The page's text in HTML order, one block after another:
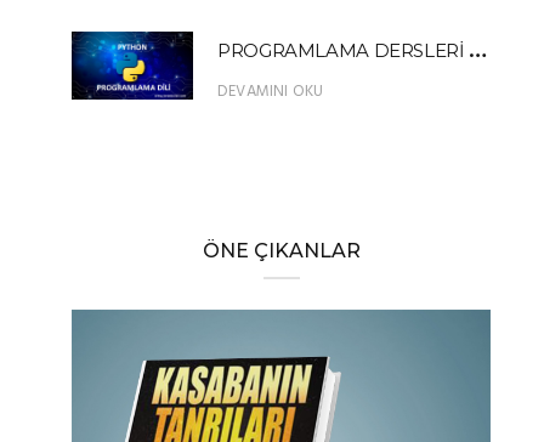
P
ROGRAMLAMA DERSLERİ PYTHON FIBONACCI SERİSİ ÖRNEK UYGULAMA
DEVAMINI OKU
ÖNE ÇIKANLAR